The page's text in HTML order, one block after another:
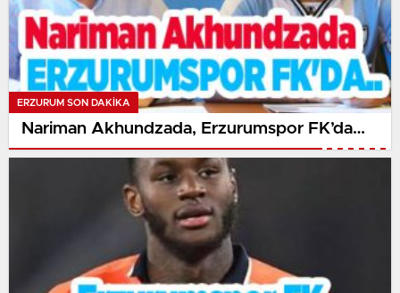
ERZURUM SON DAKİKA
Nariman Akhundzada, Erzurumspor FK’da…